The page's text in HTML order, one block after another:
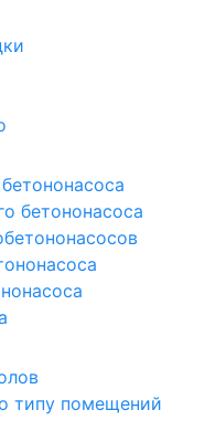
бетононасоса
типу помещений